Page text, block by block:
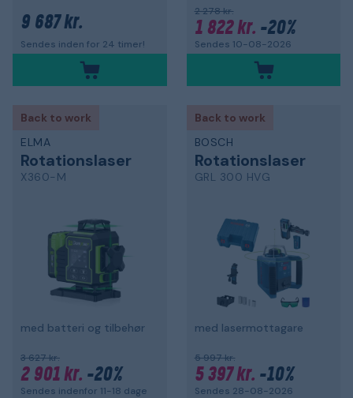
9 687 kr.
Sendes inden for 24 timer!
2 278 kr.
1 822 kr. -20%
Sendes 10-08-2026
Back to work
ELMA
Rotationslaser
X360-M
med batteri og tilbehør
3 627 kr.
2 901 kr. -20%
Sendes indenfor 11-18 dage
Back to work
BOSCH
Rotationslaser
GRL 300 HVG
med lasermottagare
5 997 kr.
5 397 kr. -10%
Sendes 28-08-2026